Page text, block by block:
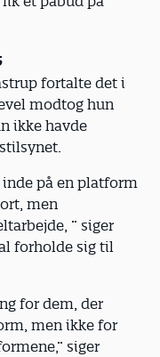
er
fortalte det i
modtog hun
ikke havde
på en platform
men
” siger
forholde sig til
for dem, der
men ikke for
siger